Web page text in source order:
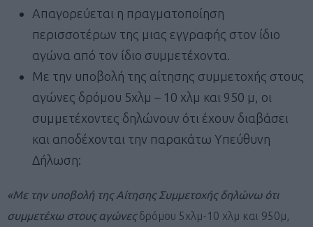
Απαγορεύεται η πραγματοποίηση
περισσοτέρων της μιας εγγραφής στον ίδιο
αγώνα από τον ίδιο συμμετέχοντα.
Με την υποβολή της αίτησης συμμετοχής στους
αγώνες δρόμου 5χλμ – 10 χλμ και 950 μ, οι
συμμετέχοντες δηλώνουν ότι έχουν διαβάσει
και αποδέχονται την παρακάτω Υπεύθυνη
Δήλωση:
«Με την υποβολή της Αίτησης Συμμετοχής δηλώνω ότι
συμμετέχω στους αγώνεςδρόμου 5χλμ-10 χλμ και 950μ,